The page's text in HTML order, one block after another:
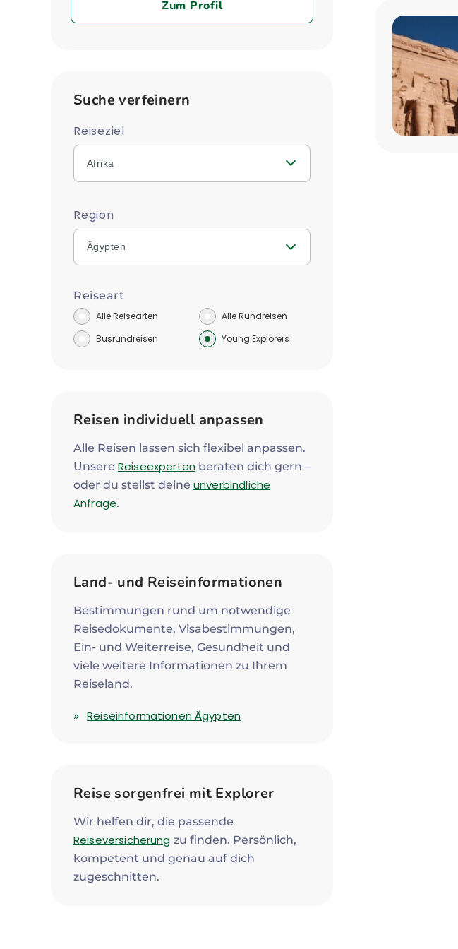
Zum Profil
Suche verfeinern
Reiseziel
Afrika
Region
Ägypten
Reiseart
Alle Reisearten
Alle Rundreisen
Busrundreisen
Young Explorers
Reisen individuell anpassen
Alle Reisen lassen sich flexibel anpassen.
Unsere Reiseexpertenberaten dich gern –
oder du stellst deine unverbindliche
Anfrage.
Land- und Reiseinformationen
Bestimmungen rund um notwendige
Reisedokumente, Visabestimmungen,
Ein- und Weiterreise, Gesundheit und
viele weitere Informationen zu Ihrem
Reiseland.
Reiseinformationen Ägypten
Reise sorgenfrei mit Explorer
Wir helfen dir, die passende
Reiseversicherung zu finden. Persönlich,
kompetent und genau auf dich
zugeschnitten.